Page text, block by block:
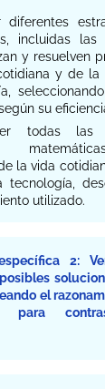
diferentes
incluidas las
y resuelven
y de la
su
todas las
la vida
tecnología,
utilizado.
2:
el
para